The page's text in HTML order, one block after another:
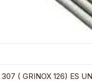
( GRINOX 126) ES